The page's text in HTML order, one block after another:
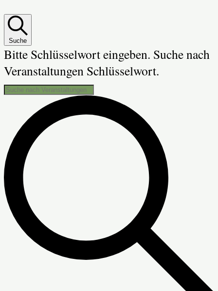
Suche
Bitte Schlüsselwort eingeben. Suche nach
Veranstaltungen Schlüsselwort.